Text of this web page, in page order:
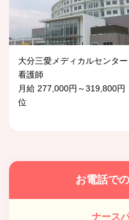
大分三愛メディカルセンター
看護師
月給 277,000円～319,800円
位
お電話で
ナース